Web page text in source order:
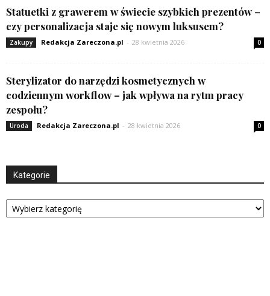
Statuetki z grawerem w świecie szybkich prezentów –
czy personalizacja staje się nowym luksusem?
Zakupy Redakcja Zareczona.pl - 28 kwietnia 2026 0
Sterylizator do narzędzi kosmetycznych w
codziennym workflow – jak wpływa na rytm pracy
zespołu?
Uroda Redakcja Zareczona.pl - 28 kwietnia 2026 0
Kategorie
Kategorie